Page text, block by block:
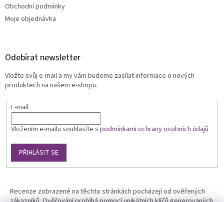
Obchodní podmínky
Moje objednávka
Odebírat newsletter
Vložte svůj e-mail a my vám budeme zasílat informace o nových
produktech na našem e-shopu.
E-mail
Vložením e-mailu souhlasíte s podmínkami ochrany osobních údajů
PŘIHLÁSIT SE
Recenze zobrazené na těchto stránkách pocházejí od ověřených